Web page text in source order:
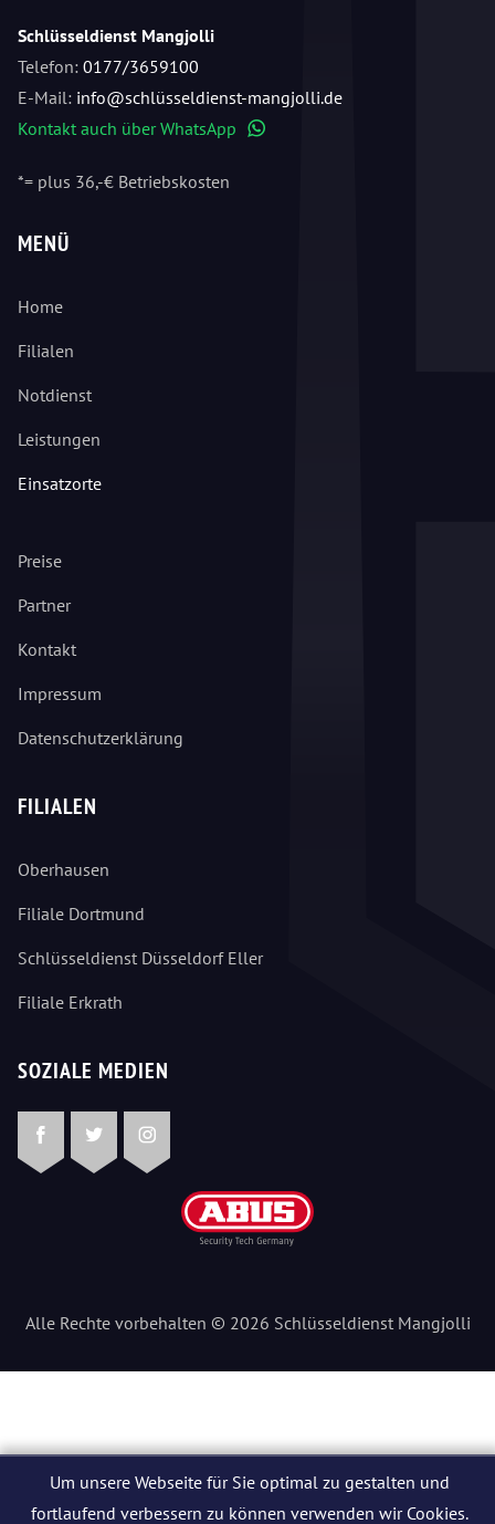
Schlüsseldienst Mangjolli
Telefon: 0177/3659100
E-Mail: info@schlüsseldienst-mangjolli.de
Kontakt auch über WhatsApp
*= plus 36,-€ Betriebskosten
MENÜ
Home
Filialen
Notdienst
Leistungen
Einsatzorte
Preise
Partner
Kontakt
Impressum
Datenschutzerklärung
FILIALEN
Oberhausen
Filiale Dortmund
Schlüsseldienst Düsseldorf Eller
Filiale Erkrath
SOZIALE MEDIEN
FacebookTwitterInstagram
Alle Rechte vorbehalten © 2026 Schlüsseldienst Mangjolli
Um unsere Webseite für Sie optimal zu gestalten und
fortlaufend verbessern zu können verwenden wir Cookies.